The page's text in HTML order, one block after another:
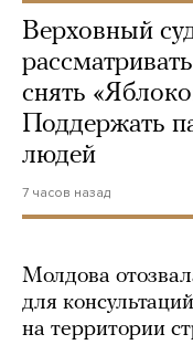
Верховный
снять
Поддержать
людей
7 часов назад
Молдова
для
на территории